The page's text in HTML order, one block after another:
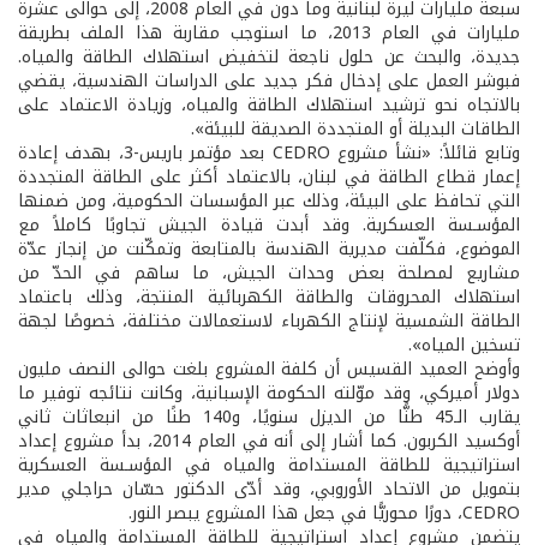
سبعة مليارات ليرة لبنانية وما دون في العام 2008، إلى حوالى عشرة
مليارات في العام 2013، ما استوجب مقاربة هذا الملف بطريقة
جديدة، والبحث عن حلول ناجعة لتخفيض استهلاك الطاقة والمياه.
فبوشر العمل على إدخال فكر جديد على الدراسات الهندسية، يقضي
بالاتجاه نحو ترشيد استهلاك الطاقة والمياه، وزيادة الاعتماد على
الطاقات البديلة أو المتجددة الصديقة للبيئة».
وتابع قائلاً: «نشأ مشروع CEDRO بعد مؤتمر باريس-3، بهدف إعادة
إعمار قطاع الطاقة في لبنان، بالاعتماد أكثر على الطاقة المتجددة
التي تحافظ على البيئة، وذلك عبر المؤسسات الحكومية، ومن ضمنها
المؤسـسة العسكرية. وقد أبدت قيادة الجيش تجاوبًا كاملاً مع
الموضوع، فكلّفت مديرية الهندسة بالمتابعة وتمكّنت من إنجاز عدّة
مشاريع لمصلحة بعض وحدات الجيش، ما ساهم في الحدّ من
استهلاك المحروقات والطاقة الكهربائية المنتجة، وذلك باعتماد
الطاقة الشمسية لإنتاج الكهرباء لاستعمالات مختلفة، خصوصًا لجهة
تسخين المياه».
وأوضح العميد القسيس أن كلفة المشروع بلغت حوالى النصف مليون
دولار أميركي، وقد موّلته الحكومة الإسبانية، وكانت نتائجه توفير ما
يقارب الـ45 طنًّا من الديزل سنويًا، و140 طنًا من انبعاثات ثاني
أوكسيد الكربون. كما أشار إلى أنه في العام 2014، بدأ مشروع إعداد
استراتيجية للطاقة المستدامة والمياه في المؤسـسة العسكرية
بتمويل من الاتحاد الأوروبي، وقد أدّى الدكتور حسّان حراجلي مدير
CEDRO، دورًا محوريًّا في جعل هذا المشروع يبصر النور.
يتضمن مشروع إعداد استراتيجية للطاقة المستدامة والمياه في